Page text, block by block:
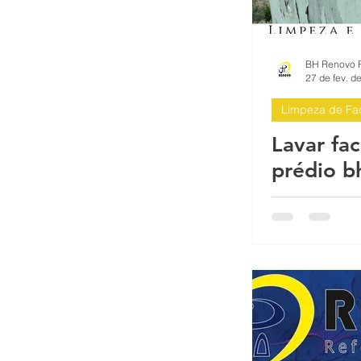
Serviços para condomínios prédios
Impermeabilização antes da
Impermeabilização Fachada
BH Reformas Prediais BH
27 de fev.
Limpeza de
Lavar
prédio